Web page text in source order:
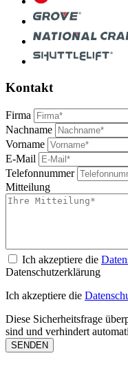
Kontakt
Firma
Nachname
Vorname
E-Mail
Telefonnummer
Mitteilung
Ich akzeptiere die
Datenschutzerklärung
Ich akzeptiere die
Diese Sicherheitsfrage
sind und verhindert